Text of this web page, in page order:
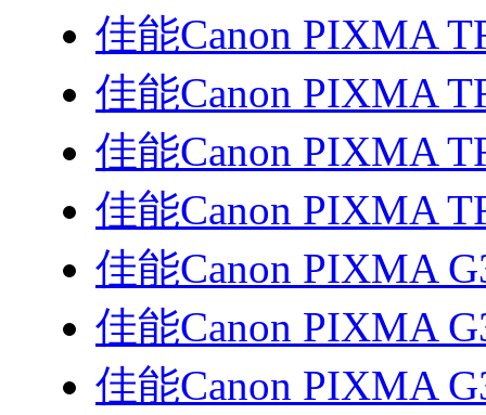
佳能Canon PIXMA
佳能Canon PIXMA
佳能Canon PIXMA
佳能Canon PIXMA
佳能Canon PIXMA
佳能Canon PIXMA
佳能Canon PIXMA